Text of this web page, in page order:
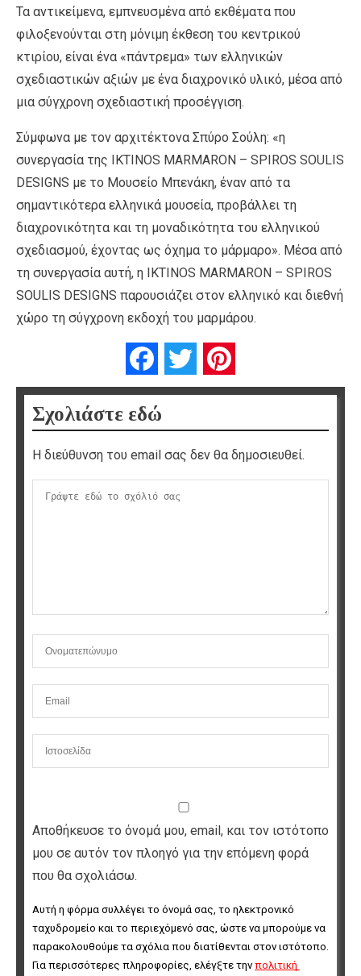
Τα αντικείμενα, εμπνευσμένα από εκθέματα που
φιλοξενούνται στη μόνιμη έκθεση του κεντρικού
κτιρίου, είναι ένα «πάντρεμα» των ελληνικών
σχεδιαστικών αξιών με ένα διαχρονικό υλικό, μέσα από
μια σύγχρονη σχεδιαστική προσέγγιση.
Σύμφωνα με τον αρχιτέκτονα Σπύρο Σούλη: «η
συνεργασία της IKTINOS MARMARON – SPIROS SOULIS
DESIGNS με το Μουσείο Μπενάκη, έναν από τα
σημαντικότερα ελληνικά μουσεία, προβάλλει τη
διαχρονικότητα και τη μοναδικότητα του ελληνικού
σχεδιασμού, έχοντας ως όχημα το μάρμαρο». Μέσα από
τη συνεργασία αυτή, η IKTINOS MARMARON – SPIROS
SOULIS DESIGNS παρουσιάζει στον ελληνικό και διεθνή
χώρο τη σύγχρονη εκδοχή του μαρμάρου.
FacebookTwitter
Σχολιάστε εδώ
Η διεύθυνση του email σας δεν θα δημοσιευθεί.
Αποθήκευσε το όνομά μου, email, και τον ιστότοπο
μου σε αυτόν τον πλοηγό για την επόμενη φορά
που θα σχολιάσω.
Αυτή η φόρμα συλλέγει το όνομά σας, το ηλεκτρονικό
ταχυδρομείο και το περιεχόμενό σας, ώστε να μπορούμε να
παρακολουθούμε τα σχόλια που διατίθενται στον ιστότοπο.
Για περισσότερες πληροφορίες, ελέγξτε την πολιτική